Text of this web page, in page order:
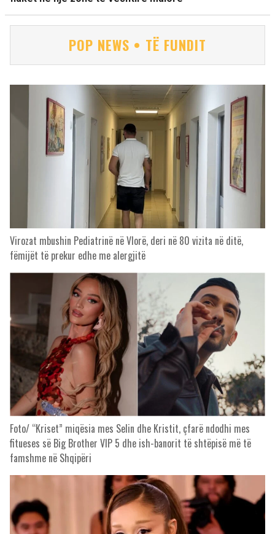
POP NEWS • TË FUNDIT
Virozat mbushin Pediatrinë në Vlorë, deri në 80 vizita në ditë,
fëmijët të prekur edhe me alergjitë
Foto/ “Kriset” miqësia mes Selin dhe Kristit, çfarë ndodhi mes
fitueses së Big Brother VIP 5 dhe ish-banorit të shtëpisë më të
famshme në Shqipëri